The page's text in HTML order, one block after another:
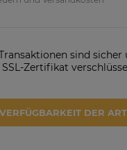
Transaktionen sind
Zertifikat
VERFÜGBARKEIT DER